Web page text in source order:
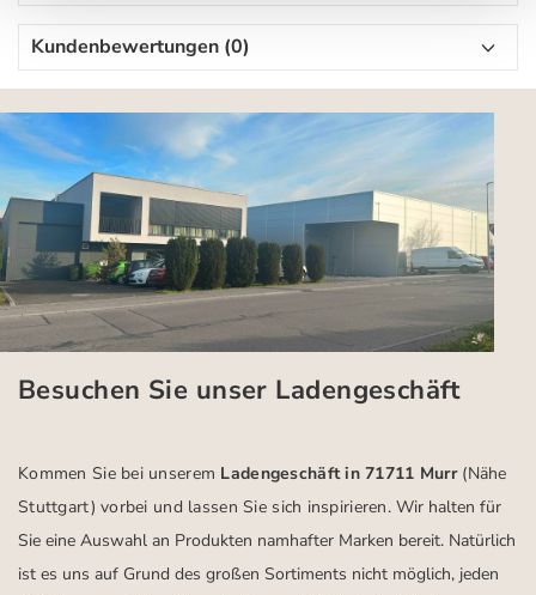
Kundenbewertungen (0)
Besuchen Sie unser Ladengeschäft
Kommen Sie bei unserem Ladengeschäft in 71711 Murr (Nähe
Stuttgart) vorbei und lassen Sie sich inspirieren.Wir halten für
Sie eine Auswahl an Produkten namhafter Marken bereit. Natürlich
ist es uns auf Grund des großen Sortiments nicht möglich, jeden